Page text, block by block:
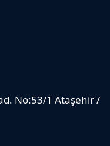
No:53/1 Ataşehir /